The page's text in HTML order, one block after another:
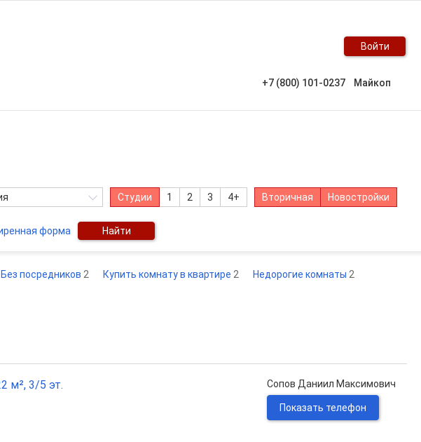
Войти
+7 (800) 101-0237 Майкоп
Студии 1 2 3 4+ Вторичная Новостройки
форма Найти
Без посредников 2 Купить комнату в квартире 2 Недорогие комнаты 2
м², 3/5 эт. Сопов Даниил Максимович
Показать телефон